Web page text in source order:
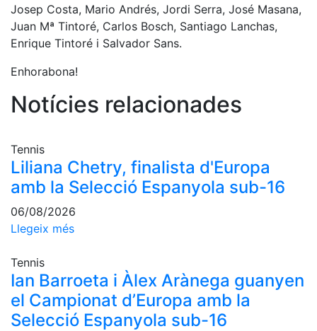
Fundació
Serveis
Preguntes
Freqüents
(FAQs)
nosaltres
Àrea esportiva
Tennis
Escola de
Next Gen
Palmarès
equips
Llegendes
Josep Costa, Mario Andrés, Jordi Serra, José Masana,
Juan Mª Tintoré, Carlos Bosch, Santiago Lanchas,
Enrique Tintoré i Salvador Sans.
Enhorabona!
Notícies relacionades
Tennis
Liliana Chetry, finalista d'Europa
amb la Selecció Espanyola sub-16
06/08/2026
Llegeix més
Tennis
Ian Barroeta i Àlex Arànega guanyen
el Campionat d’Europa amb la
Selecció Espanyola sub-16